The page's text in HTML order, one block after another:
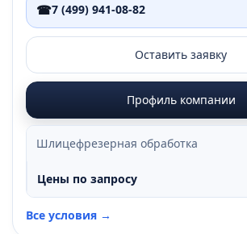
☎7 (499) 941-08-82
Оставить заявку
Профиль компании
Шлицефрезерная обработка
Цены по запросу
Все условия →